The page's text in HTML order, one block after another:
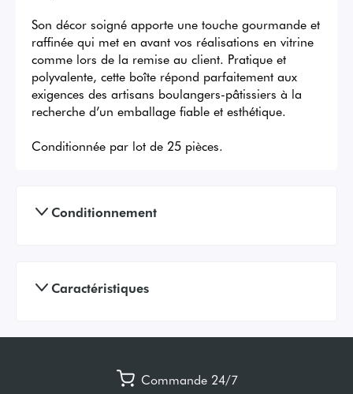
Son décor soigné apporte une touche gourmande et
raffinée qui met en avant vos réalisations en vitrine
comme lors de la remise au client. Pratique et
polyvalente, cette boîte répond parfaitement aux
exigences des artisans boulangers-pâtissiers à la
recherche d’un emballage fiable et esthétique.
Conditionnée par lot de 25 pièces.
Conditionnement
Caractéristiques
Commande 24/7